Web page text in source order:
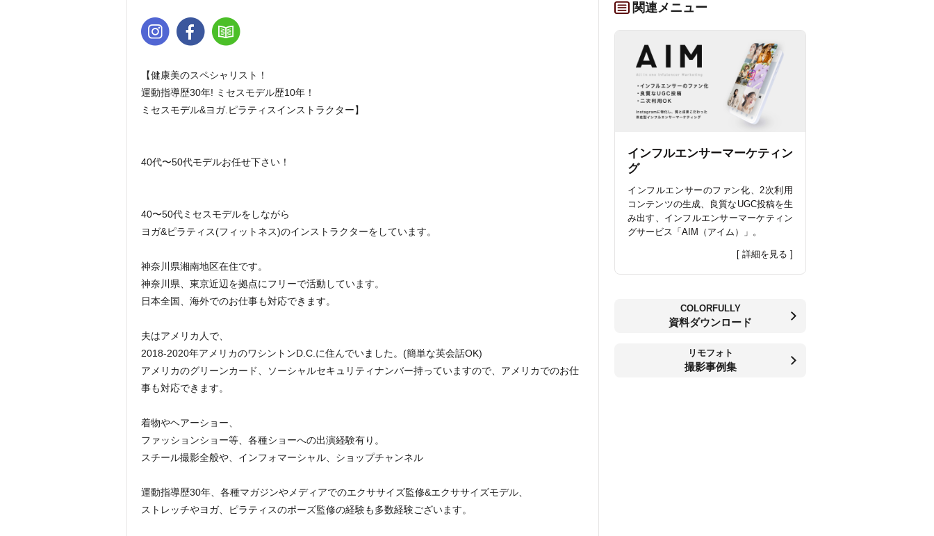
【健康美のスペシャリスト！
運動指導歴30年! ミセスモデル歴10年！
ミセスモデル&ヨガ.ピラティスインストラクター】
40代〜50代モデルお任せ下さい！
40〜50代ミセスモデルをしながら
ヨガ&ピラティス(フィットネス)のインストラクターをしています。
神奈川県湘南地区在住です。
神奈川県、東京近辺を拠点にフリーで活動しています。
日本全国、海外でのお仕事も対応できます。
夫はアメリカ人で、
2018-2020年アメリカのワシントンD.C.に住んでいました。(簡単な英会話OK)
アメリカのグリーンカード、ソーシャルセキュリティナンバー持っていますので、アメリカでのお仕
事も対応できます。
着物やヘアーショー、
ファッションショー等、各種ショーへの出演経験有り。
スチール撮影全般や、インフォマーシャル、ショップチャンネル
運動指導歴30年、各種マガジンやメディアでのエクササイズ監修&エクササイズモデル、
ストレッチやヨガ、ピラティスのポーズ監修の経験も多数経験ございます。
関連メニュー
インフルエンサーマーケティン
グ
インフルエンサーのファン化、2次利用
コンテンツの生成、良質なUGC投稿を生
み出す、インフルエンサーマーケティン
グサービス「AIM（アイム）」。
[ 詳細を見る ]
COLORFULLY
資料ダウンロード
リモフォト
撮影事例集